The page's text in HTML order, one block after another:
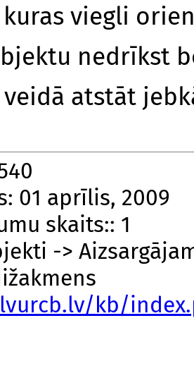
kuras viegli
nedrīkst
atstāt
01 aprīlis, 2009
skaits:: 1
->
kb/